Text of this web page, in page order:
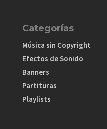
Categorías
Música sin Copyright
Efectos de Sonido
Banners
Partituras
Playlists